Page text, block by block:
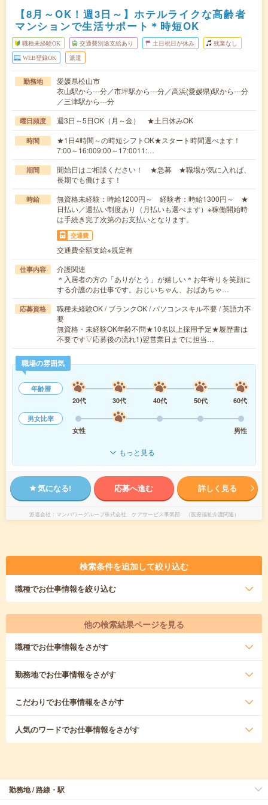
【8月～OK！週3日～】ホテルライクな高齢者
マンションで生活サポート＊時短OK
職種未経験OK 交通費別途支給あり 土日祝日が休み 残業なし
WEB登録OK 派遣
勤務地
愛媛県松山市
衣山駅から---分／市坪駅から---分／高浜(愛媛県)駅から---分
／三津駅から---分
曜日頻度 週3日～5日OK（月～金） ★土日休みOK
時間
★1日4時間～の時短シフトOK★スタート時間選べます！
7:00～16:009:00～17:0011:…
期間
開始日はご相談ください！ ★急募 ★職場が気に入れば、
長期でも働けます！
時給
無資格未経験：時給1200円～ 経験者：時給1300円～ ★
日払い／週払い制度あり（月払いも選べます）※稼働開始時
は手続き完了次第のお支払いとなります。
交通費
交通費全額支給※規定有
仕事内容
介護関連
＊入居者の方の「ありがとう」が嬉しい＊お年寄りを笑顔に
する介護のお仕事です。おじいちゃん、おばあちゃ…
応募資格
職種未経験OK / ブランクOK / パソコンスキル不要 / 英語力不
要
無資格・未経験OK年齢不問★10名以上採用予定★履歴書は
不要です▽応募後の流れ1)翌営業日までに担当…
職場の雰囲気
年齢層
20代
30代 40代 50代
60代
男女比率
女性
男性
もっと見る
気になる! 応募へ進む 詳しく見る
派遣会社 マンパワーグループ株式会社 ケアサービス事業部 （医療福祉介護関連）
検索条件を追加して絞り込む
職種でお仕事情報を絞り込む
他の検索結果ページを見る
職種でお仕事情報をさがす
勤務地でお仕事情報をさがす
こだわりでお仕事情報をさがす
人気のワードでお仕事情報をさがす
勤務地 / 路線・駅